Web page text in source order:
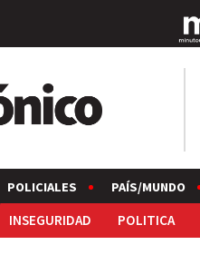
POLICIALES PAÍS/MUNDO
INSEGURIDAD POLITICA